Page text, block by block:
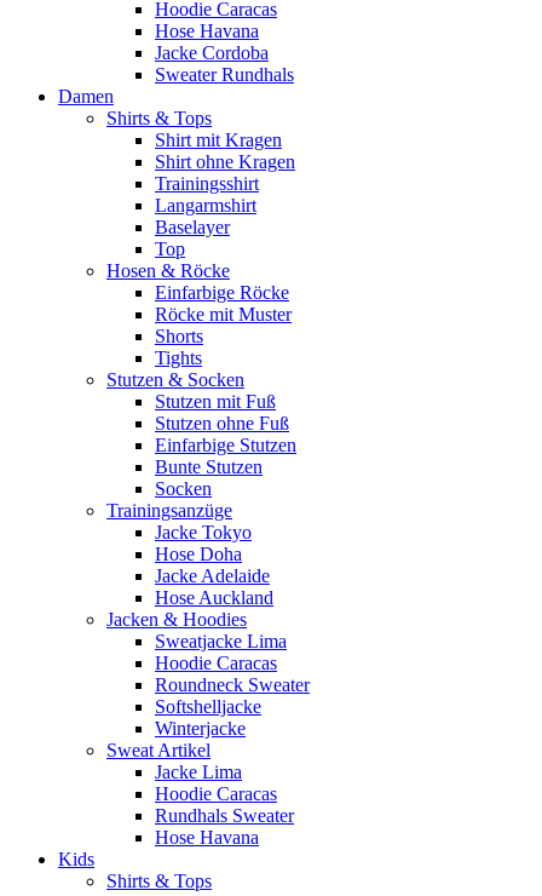
Hoodie Caracas
Hose Havana
Jacke Cordoba
Sweater Rundhals
Damen
Shirts & Tops
Shirt mit Kragen
Shirt ohne Kragen
Trainingsshirt
Langarmshirt
Baselayer
Top
Hosen & Röcke
Einfarbige Röcke
Röcke mit Muster
Shorts
Tights
Stutzen & Socken
Stutzen mit Fuß
Stutzen ohne Fuß
Einfarbige Stutzen
Bunte Stutzen
Socken
Trainingsanzüge
Jacke Tokyo
Hose Doha
Jacke Adelaide
Hose Auckland
Jacken & Hoodies
Sweatjacke Lima
Hoodie Caracas
Roundneck Sweater
Softshelljacke
Winterjacke
Sweat Artikel
Jacke Lima
Hoodie Caracas
Rundhals Sweater
Hose Havana
Kids
Shirts & Tops